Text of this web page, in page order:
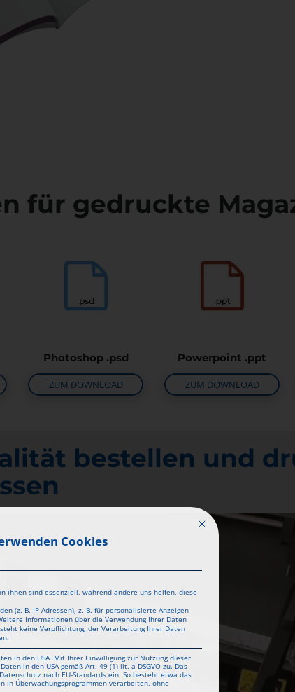
für gedruckte
Photoshop .psd
ZUM DOWNLOAD
Powerpoint .ppt
ZUM DOWNLOAD
bestellen und
Mit diesem Button wird der
Cookies
ihnen sind essenziell, während andere uns helfen, diese
(z. B. IP-Adressen), z. B. für personalisierte Anzeigen
Informationen über die Verwendung Ihrer Daten
keine Verpflichtung, der Verarbeitung Ihrer Daten
in den USA. Mit Ihrer Einwilligung zur Nutzung dieser
in den USA gemäß Art. 49 (1) lit. a DSGVO zu. Das
nach EU-Standards ein. So besteht etwa das
in Überwachungsprogrammen verarbeiten, ohne